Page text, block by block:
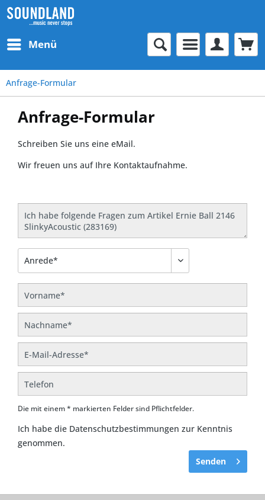
Menü
Anfrage-Formular
Anfrage-Formular
Schreiben Sie uns eine eMail.
Wir freuen uns auf Ihre Kontaktaufnahme.
Die mit einem * markierten Felder sind Pflichtfelder.
Ich habe die Datenschutzbestimmungen zur Kenntnis
genommen.
Senden